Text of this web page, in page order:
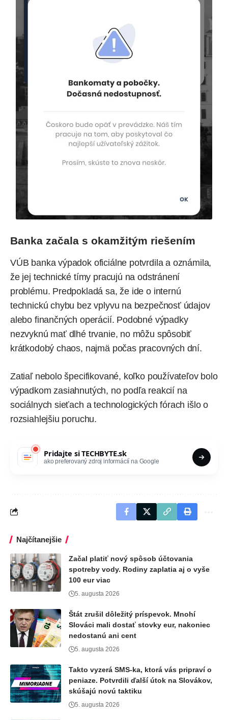
Banka začala s okamžitým riešením
VÚB banka výpadok oficiálne potvrdila a oznámila,
že jej technické tímy pracujú na odstránení
problému. Predpokladá sa, že ide o internú
technickú chybu bez vplyvu na bezpečnosť údajov
alebo finančných operácií. Podobné výpadky
nezvyknú mať dlhé trvanie, no môžu spôsobiť
krátkodobý chaos, najmä počas pracovných dní.
Zatiaľ nebolo špecifikované, koľko používateľov bolo
výpadkom zasiahnutých, no podľa reakcií na
sociálnych sieťach a technologických fórach išlo o
rozsiahlejšiu poruchu.
Pridajte siTECHBYTE.sk
ako preferovaný zdroj informácií na Google
Najčítanejšie
Začal platiť nový spôsob účtovania
spotreby vody. Rodiny zaplatia aj o vyše
100 eur viac
5. augusta 2026
Štát zrušil dôležitý príspevok. Mnohí
Slováci mali dostať stovky eur, nakoniec
nedostanú ani cent
5. augusta 2026
Takto vyzerá SMS-ka, ktorá vás pripraví o
peniaze. Potvrdili ďalší útok na Slovákov,
skúšajú novú taktiku
5. augusta 2026